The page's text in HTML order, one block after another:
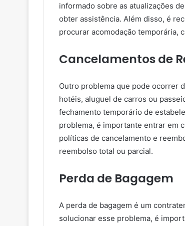
informado sobre as atualizações
obter assistência. Além disso, é
procurar acomodação temporária,
Cancelamentos de
Outro problema que pode ocorrer
hotéis, aluguel de carros ou
fechamento temporário de
problema, é importante entrar em
políticas de cancelamento e
reembolso total ou parcial.
Perda de Bagagem
A perda de bagagem é um
solucionar esse problema, é